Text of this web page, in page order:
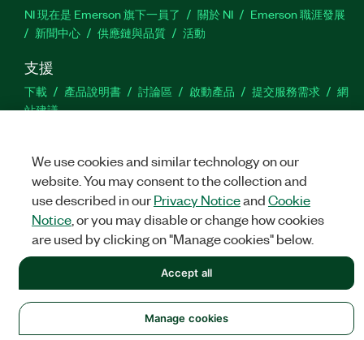
NI 現在是 Emerson 旗下一員了 關於 NI
Emerson 職涯發展
新聞中心
供應鏈與品質 活動
支援
下載 產品說明書 討論區 啟動產品 提交服務需求
網
站建議
TwitterFacebook
法務|IMPRINT|隱私權|Manage cookies
©NATIONAL INSTRUMENTS CORP. 保留所有權利。
We use cookies and similar technology on our
website. You may consent to the collection and
use described in ourPrivacy NoticeandCookie
Notice, or you may disable or change how cookies
are used by clicking on "Manage cookies" below.
Manage cookies
Accept all